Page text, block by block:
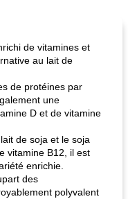
de vitamines et
au lait de
de protéines par
une
D et de vitamine
de soja et le soja
vitamine B12, il est
enrichie.
des
polyvalent